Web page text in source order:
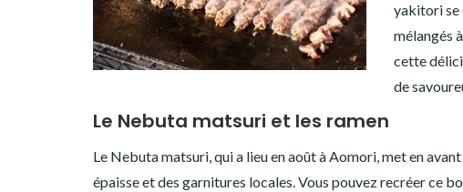
yakitori se
mélangés
cette
de
Le Nebuta matsuri et les ramen
Le Nebuta matsuri, qui a lieu en août à Aomori, met en
épaisse et des garnitures locales. Vous pouvez recréer ce